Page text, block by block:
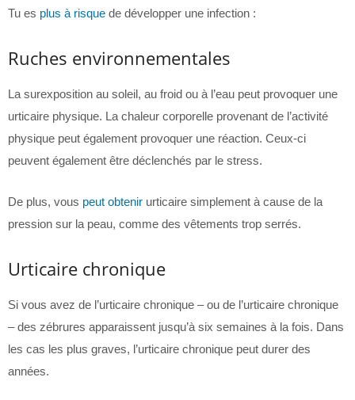
Tu es plus à risque de développer une infection :
Ruches environnementales
La surexposition au soleil, au froid ou à l’eau peut provoquer une
urticaire physique. La chaleur corporelle provenant de l’activité
physique peut également provoquer une réaction. Ceux-ci
peuvent également être déclenchés par le stress.
De plus, vous peut obtenir urticaire simplement à cause de la
pression sur la peau, comme des vêtements trop serrés.
Urticaire chronique
Si vous avez de l’urticaire chronique – ou de l’urticaire chronique
– des zébrures apparaissent jusqu’à six semaines à la fois. Dans
les cas les plus graves, l’urticaire chronique peut durer des
années.